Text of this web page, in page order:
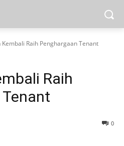
Raih Penghargaan Tenant
Raih
0